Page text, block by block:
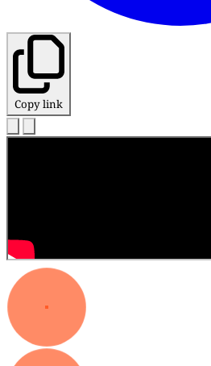
Copy link